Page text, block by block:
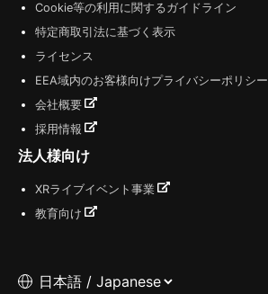
Cookie等の利用に関するガイドライン
特定商取引法に基づく表示
ライセンス
EEA域内のお客様向けプライバシーポリシー
会社概要
採用情報
法人様向け
XRライブイベント事業
教育向け